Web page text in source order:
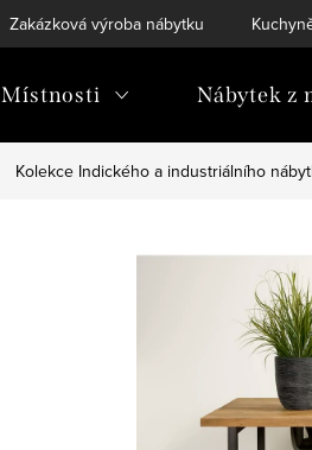
Zakázková výroba nábytku
Místnosti Nábytek z
Kolekce Indického a industriálního